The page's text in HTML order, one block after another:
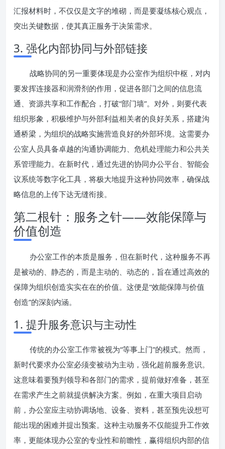
汇报材料时，不仅仅是文字的堆砌，而是要凝练核心观点，
突出关键数据，使其真正服务于决策需求。
3. 强化内部协同与外部链接
战略协同的另一重要体现是办公室作为组织中枢，对内
要发挥连接器和润滑剂的作用，促进各部门之间的信息流
通、资源共享和工作配合，打破“部门墙”。对外，则要代表
组织形象，积极维护与外部利益相关者的良好关系，搭建沟
通桥梁，为组织的战略实施营造良好的外部环境。这需要办
公室人员具备卓越的沟通协调能力、危机处理能力和公共关
系管理能力。在新时代，通过先进的协同办公平台、智能会
议系统等数字化工具，将极大地提升这种协同效率，确保战
略信息的上传下达无缝衔接。
第二根针：服务之针——效能保障与
价值创造
办公室工作的本质是服务，但在新时代，这种服务不再
是被动的、静态的，而是主动的、动态的，旨在通过高效的
保障为组织创造实实在在的价值。这便是“效能保障与价值
创造”的深刻内涵。
1. 提升服务意识与主动性
传统的办公室工作常被视为“等事上门”的模式。然而，
新时代要求办公室必须变被动为主动，强化超前服务意识。
这意味着要预判领导和各部门的需求，提前做好准备，甚至
在需求产生之前就提供解决方案。例如，在重大项目启动
前，办公室应主动协调场地、设备、资料，甚至预先设想可
能出现的困难并提出预案。这种主动服务不仅能提升工作效
率，更能体现办公室的专业性和前瞻性，赢得组织内部的信